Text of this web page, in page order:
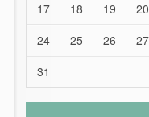
17
18 19 20
24
25 26 27
31